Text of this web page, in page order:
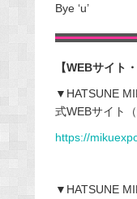
Bye ‘u’
【WEBサイト
▼HATSUNE
式WEBサイト
https://
▼HATSUNE